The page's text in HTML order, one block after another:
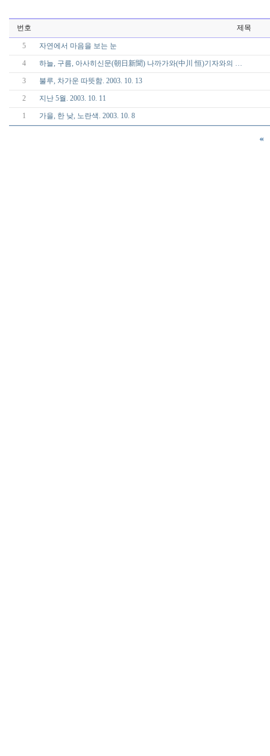
번호 제목
5 자연에서 마음을 보는 눈
4 하늘, 구름, 아사히신문(朝日新聞) 나까가와(中川 恒)기자와의 …
3 불루, 차가운 따뜻함. 2003. 10. 13
2 지난 5월. 2003. 10. 11
1 가을, 한 낮, 노란색. 2003. 10. 8